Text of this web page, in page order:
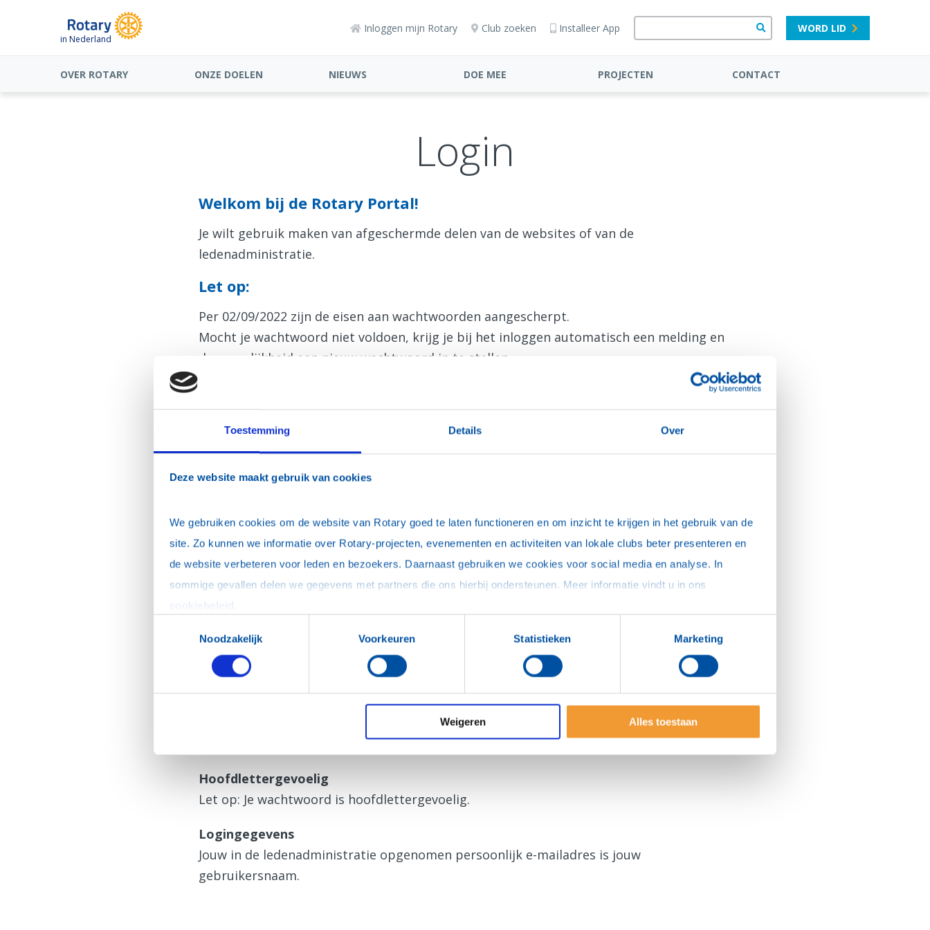
Toestemming Details Over
Deze website maakt gebruik van cookies
We gebruiken cookies om de website van Rotary goed te laten functioneren en om inzicht te krijgen in het gebruik van de
site. Zo kunnen we informatie over Rotary-projecten, evenementen en activiteiten van lokale clubs beter presenteren en
de website verbeteren voor leden en bezoekers. Daarnaast gebruiken we cookies voor social media en analyse. In
Noodzakelijk
Voorkeuren Statistieken Marketing
Weigeren Alles toestaan
in Nederland
Inloggen mijn Rotary Club zoeken Installeer App WORD LID
OVER ROTARY ONZE DOELEN NIEUWS DOE MEE PROJECTEN CONTACT
Login
Welkom bij de Rotary Portal!
Je wilt gebruik maken van afgeschermde delen van de websites of van de
ledenadministratie.
Let op:
Per 02/09/2022 zijn de eisen aan wachtwoorden aangescherpt.
Mocht je wachtwoord niet voldoen, krijg je bij het inloggen automatisch een melding en
de mogelijkheid een nieuw wachtwoord in te stellen.
Dit is mijn privécomputer, onthoud mijn login (je blijft maximaal 30 dagen ingelogd)
N.B. De inloggegevens zijn ook geldig voor de Rotary App.
Hulp bij inloggen
een nieuw wachtwoordaan.
Hoofdlettergevoelig
Let op: Je wachtwoord is hoofdlettergevoelig.
Logingegevens
Jouw in de ledenadministratie opgenomen persoonlijk e-mailadres is jouw
gebruikersnaam.